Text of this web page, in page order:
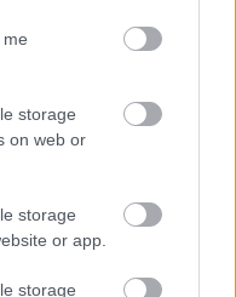
storage
on web or
storage
or app.
storage
lehet.
YouTube
csatornánkon.
Floor